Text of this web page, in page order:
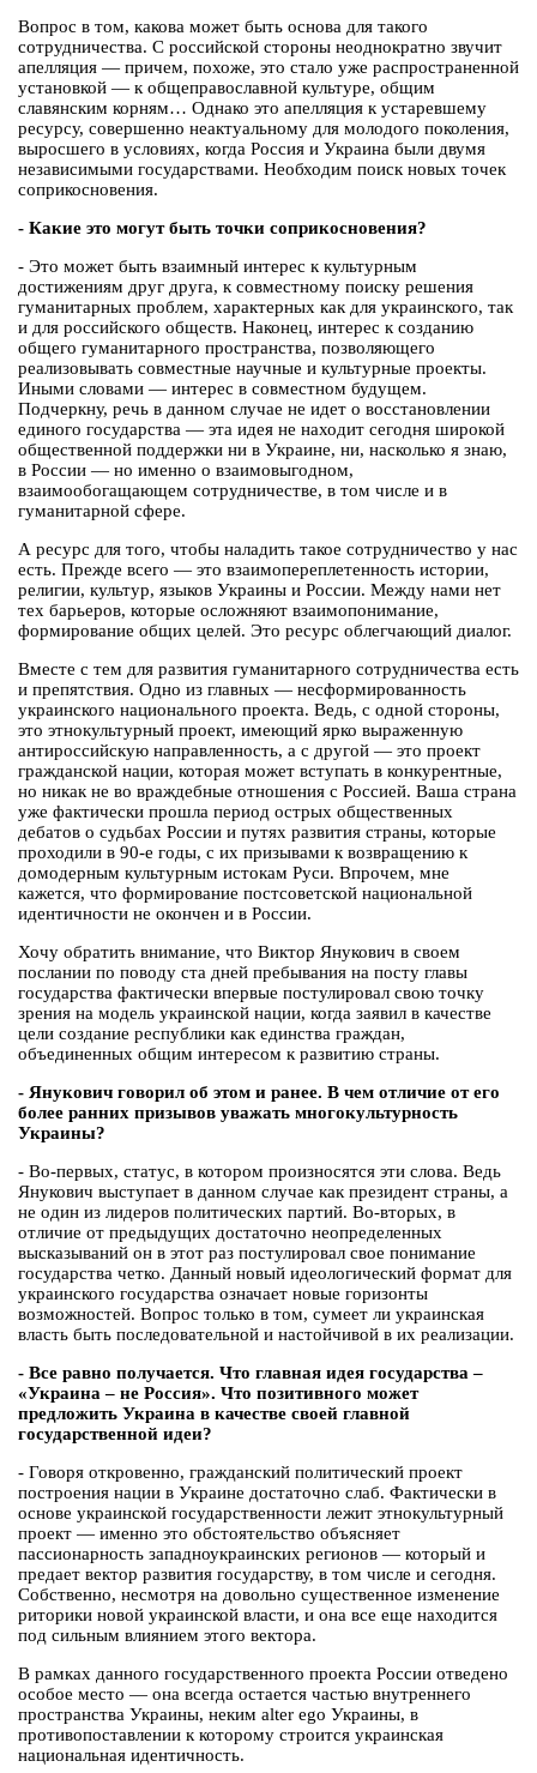
Вопрос в том, какова может быть основа для такого
сотрудничества. С российской стороны неоднократно звучит
апелляция — причем, похоже, это стало уже распространенной
установкой — к общеправославной культуре, общим
славянским корням… Однако это апелляция к устаревшему
ресурсу, совершенно неактуальному для молодого поколения,
выросшего в условиях, когда Россия и Украина были двумя
независимыми государствами. Необходим поиск новых точек
соприкосновения.
- Какие это могут быть точки соприкосновения?
- Это может быть взаимный интерес к культурным
достижениям друг друга, к совместному поиску решения
гуманитарных проблем, характерных как для украинского, так
и для российского обществ. Наконец, интерес к созданию
общего гуманитарного пространства, позволяющего
реализовывать совместные научные и культурные проекты.
Иными словами — интерес в совместном будущем.
Подчеркну, речь в данном случае не идет о восстановлении
единого государства — эта идея не находит сегодня широкой
общественной поддержки ни в Украине, ни, насколько я знаю,
в России — но именно о взаимовыгодном,
взаимообогащающем сотрудничестве, в том числе и в
гуманитарной сфере.
А ресурс для того, чтобы наладить такое сотрудничество у нас
есть. Прежде всего — это взаимопереплетенность истории,
религии, культур, языков Украины и России. Между нами нет
тех барьеров, которые осложняют взаимопонимание,
формирование общих целей. Это ресурс облегчающий диалог.
Вместе с тем для развития гуманитарного сотрудничества есть
и препятствия. Одно из главных — несформированность
украинского национального проекта. Ведь, с одной стороны,
это этнокультурный проект, имеющий ярко выраженную
антироссийскую направленность, а с другой — это проект
гражданской нации, которая может вступать в конкурентные,
но никак не во враждебные отношения с Россией. Ваша страна
уже фактически прошла период острых общественных
дебатов о судьбах России и путях развития страны, которые
проходили в 90-е годы, с их призывами к возвращению к
домодерным культурным истокам Руси. Впрочем, мне
кажется, что формирование постсоветской национальной
идентичности не окончен и в России.
Хочу обратить внимание, что Виктор Янукович в своем
послании по поводу ста дней пребывания на посту главы
государства фактически впервые постулировал свою точку
зрения на модель украинской нации, когда заявил в качестве
цели создание республики как единства граждан,
объединенных общим интересом к развитию страны.
- Янукович говорил об этом и ранее. В чем отличие от его
более ранних призывов уважать многокультурность
Украины?
- Во-первых, статус, в котором произносятся эти слова. Ведь
Янукович выступает в данном случае как президент страны, а
не один из лидеров политических партий. Во-вторых, в
отличие от предыдущих достаточно неопределенных
высказываний он в этот раз постулировал свое понимание
государства четко. Данный новый идеологический формат для
украинского государства означает новые горизонты
возможностей. Вопрос только в том, сумеет ли украинская
власть быть последовательной и настойчивой в их реализации.
- Все равно получается. Что главная идея государства –
«Украина – не Россия». Что позитивного может
предложить Украина в качестве своей главной
государственной идеи?
- Говоря откровенно, гражданский политический проект
построения нации в Украине достаточно слаб. Фактически в
основе украинской государственности лежит этнокультурный
проект — именно это обстоятельство объясняет
пассионарность западноукраинских регионов — который и
предает вектор развития государству, в том числе и сегодня.
Собственно, несмотря на довольно существенное изменение
риторики новой украинской власти, и она все еще находится
под сильным влиянием этого вектора.
В рамках данного государственного проекта России отведено
особое место — она всегда остается частью внутреннего
пространства Украины, неким alter ego Украины, в
противопоставлении к которому строится украинская
национальная идентичность.